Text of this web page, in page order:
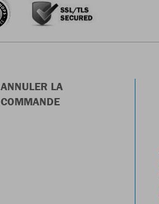
ANNULER LA
COMMANDE